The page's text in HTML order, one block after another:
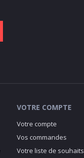
VOTRE COMPTE
Votre compte
Vos commandes
Votre liste de souhaits